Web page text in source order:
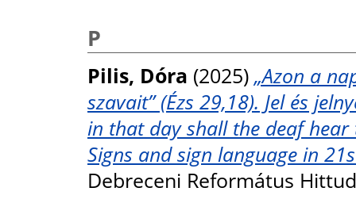
P
Pilis, Dóra (2025) „Azon a
szavait” (Ézs 29,18). Jel és
in that day shall the deaf
Signs and sign language in
Debreceni Református